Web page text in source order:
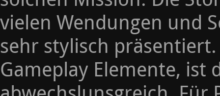
vielen Wendungen und
sehr stylisch
Gameplay Elemente, ist